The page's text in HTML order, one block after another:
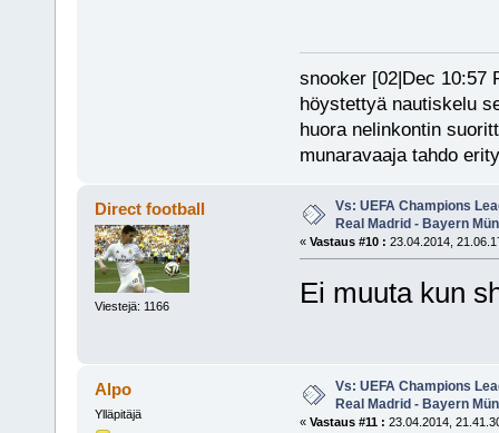
snooker [02|Dec 10:57
höystettyä nautiskelu
huora nelinkontin
munaravaaja tahdo
Direct football
Viestejä: 1166
Vs: UEFA Champions
Real Madrid - Bayern
« Vastaus #10 : 23.04.2014,
Ei muuta kun
Alpo
Ylläpitäjä
Vs: UEFA Champions
Real Madrid - Bayern
« Vastaus #11 : 23.04.2014,